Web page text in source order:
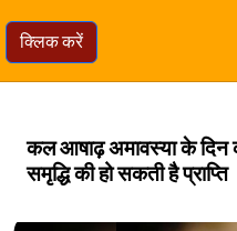
क्लिक करें
कल आषाढ़ अमावस्या के दिन
समृद्धि की हो सकती है प्राप्ति